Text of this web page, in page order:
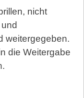
nicht
weitergegeben.
die Weitergabe